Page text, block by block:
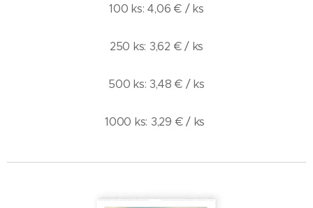
100 ks: 4,06 € / ks
250 ks: 3,62 € / ks
500 ks: 3,48 € / ks
1000 ks: 3,29 € / ks